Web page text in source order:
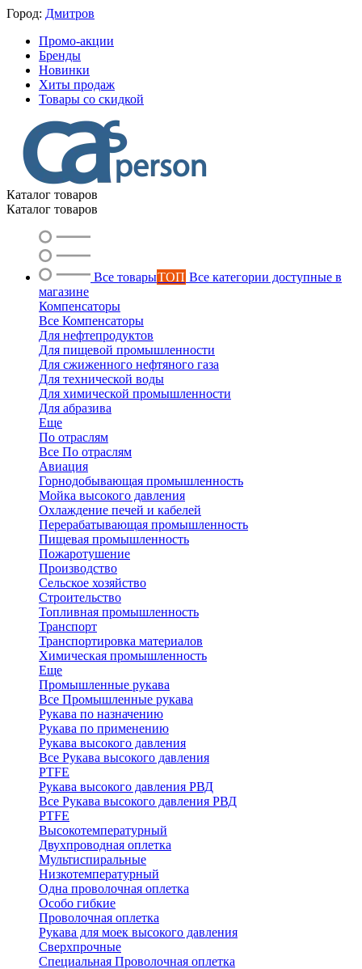
Город: Дмитров
Промо-акции
Бренды
Новинки
Хиты продаж
Товары со скидкой
Каталог товаров
Каталог товаров
Все товарыТОП Все категории доступные в
магазине
Компенсаторы
Все Компенсаторы
Для нефтепродуктов
Для пищевой промышленности
Для сжиженного нефтяного газа
Для технической воды
Для химической промышленности
Для абразива
Еще
По отраслям
Все По отраслям
Авиация
Горнодобывающая промышленность
Мойка высокого давления
Охлаждение печей и кабелей
Перерабатывающая промышленность
Пищевая промышленность
Пожаротушение
Производство
Сельское хозяйство
Строительство
Топливная промышленность
Транспорт
Транспортировка материалов
Химическая промышленность
Еще
Промышленные рукава
Все Промышленные рукава
Рукава по назначению
Рукава по применению
Рукава высокого давления
Все Рукава высокого давления
PTFE
Рукава высокого давления РВД
Все Рукава высокого давления РВД
PTFE
Высокотемпературный
Двухпроводная оплетка
Мультиспиральные
Низкотемпературный
Одна проволочная оплетка
Особо гибкие
Проволочная оплетка
Рукава для моек высокого давления
Сверхпрочные
Специальная Проволочная оплетка